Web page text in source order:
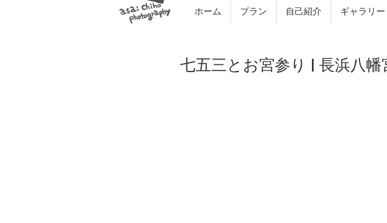
ホーム プラン 自己紹介 ギャラリー
七五三とお宮参り | 長浜八幡